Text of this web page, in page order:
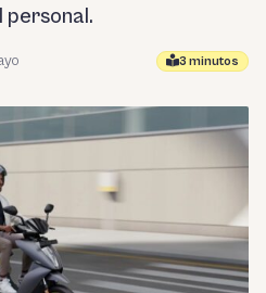
personal.
3 minutos